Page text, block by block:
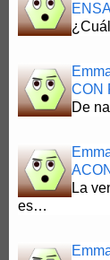
CON
De
La
es…